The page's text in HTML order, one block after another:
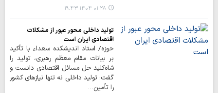
۱۴۰۴-۰۱-۲۸ ۱۹:۴۳
تولید داخلی محور عبور از مشکلات
اقتصادی ایران است
حوزه/ استاد اندیشکده سعداء با تأکید
بر بیانات مقام معظم رهبری، تولید را
شاه‌کلید حل مسائل اقتصادی دانست و
گفت: تولید داخلی نه تنها نیازهای کشور
را تأمین…